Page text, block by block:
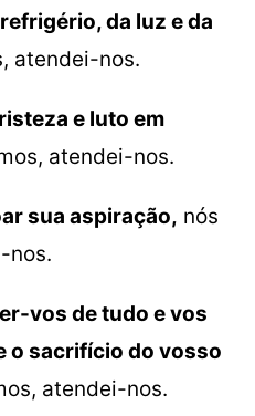
da luz e da
atendei-nos.
e luto em
atendei-nos.
sua aspiração, nós
nos.
vos de tudo e vos
o sacrifício do vosso
atendei-nos.